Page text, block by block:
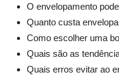
O envelopamento
Quanto custa
Como escolher uma
Quais são as
Quais erros evitar ao